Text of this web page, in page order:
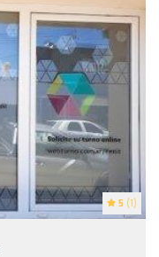
5 (1)